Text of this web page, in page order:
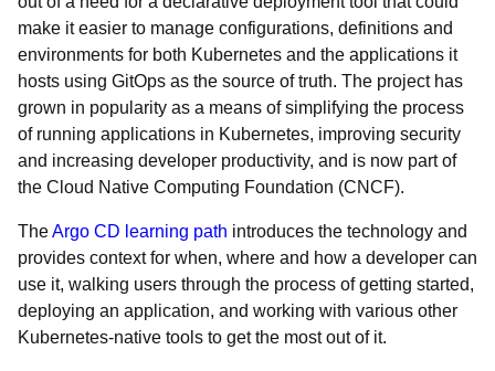
make it easier to manage configurations, definitions and
environments for both Kubernetes and the applications it
hosts using GitOps as the source of truth. The project has
grown in popularity as a means of simplifying the process
of running applications in Kubernetes, improving security
and increasing developer productivity, and is now part of
the Cloud Native Computing Foundation (CNCF).
TheArgo CD learning path introduces the technology and
provides context for when, where and how a developer can
use it, walking users through the process of getting started,
deploying an application, and working with various other
Kubernetes-native tools to get the most out of it.